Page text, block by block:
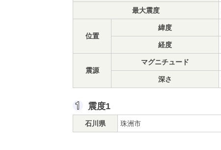
最大震度
位置
緯度
経度
震源
マグニチュード
深さ
震度1
石川県 珠洲市